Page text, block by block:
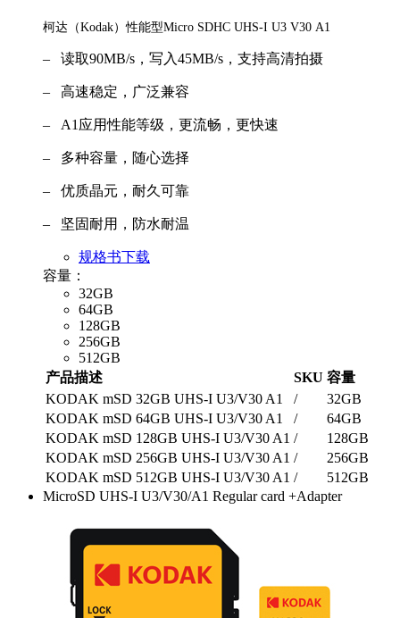
柯达（Kodak）性能型Micro SDHC UHS-I U3 V30 A1
– 读取90MB/s，写入45MB/s，支持高清拍摄
– 高速稳定，广泛兼容
– A1应用性能等级，更流畅，更快速
– 多种容量，随心选择
– 优质晶元，耐久可靠
– 坚固耐用，防水耐温
规格书下载
容量：
32GB
64GB
128GB
256GB
512GB
产品描述
SKU 容量
KODAK mSD 32GB UHS-I U3/V30 A1
/
32GB
KODAK mSD 64GB UHS-I U3/V30 A1
/
64GB
KODAK mSD 128GB UHS-I U3/V30 A1 /
128GB
KODAK mSD 256GB UHS-I U3/V30 A1 /
256GB
KODAK mSD 512GB UHS-I U3/V30 A1 /
512GB
MicroSD UHS-I U3/V30/A1 Regular card +Adapter